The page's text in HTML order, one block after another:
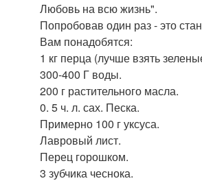
Любовь на всю жизнь".
Попробовав один раз - это
Вам понадобятся:
1 кг перца (лучше взять
300-400 Г воды.
200 г растительного масла.
0. 5 ч. л. сах. Песка.
Примерно 100 г уксуса.
Лавровый лист.
Перец горошком.
3 зубчика чеснока.